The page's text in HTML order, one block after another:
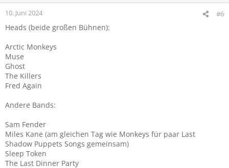
e
:
10. Juni 2024 #6
Heads (beide großen Bühnen):
Arctic Monkeys
Muse
Ghost
The Killers
Fred Again
Andere Bands:
Sam Fender
Miles Kane (am gleichen Tag wie Monkeys für paar Last
Shadow Puppets Songs gemeinsam)
Sleep Token
The Last Dinner Party